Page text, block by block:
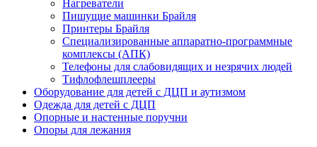
Нагреватели
Пишущие машинки Брайля
Принтеры Брайля
Специализированные аппаратно-программные
комплексы (АПК)
Телефоны для слабовидящих и незрячих людей
Тифлофлешплееры
Оборудование для детей с ДЦП и аутизмом
Одежда для детей с ДЦП
Опорные и настенные поручни
Опоры для лежания